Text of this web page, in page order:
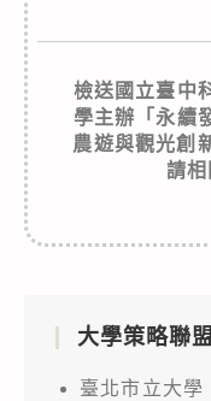
檢送國立臺中
學主辦「永續
農遊與觀光創
請相
大學策略聯
臺北市立大學